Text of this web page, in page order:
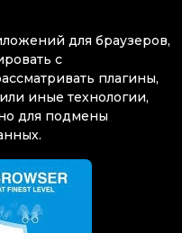
для браузеров,
с
плагины,
иные технологии,
для подмены